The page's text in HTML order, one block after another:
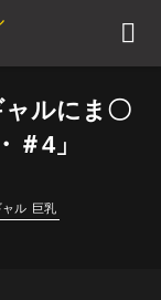
ルにま〇
＃4」
ャル 巨乳